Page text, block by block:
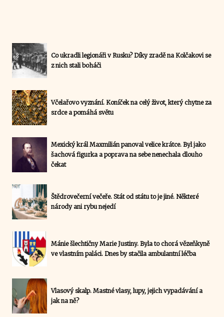
Co ukradli legionáři v Rusku? Díky zradě na Kolčakovi se
z nich stali boháči
Včelařovo vyznání. Koníček na celý život, který chytne za
srdce a pomáhá světu
Mexický král Maxmilián panoval velice krátce. Byl jako
šachová figurka a poprava na sebe nenechala dlouho
čekat
Štědrovečerní večeře. Stát od státu to je jiné. Některé
národy ani rybu nejedí
Mánie šlechtičny Marie Justiny. Byla to chorá vězeňkyně
ve vlastním paláci. Dnes by stačila ambulantní léčba
Vlasový skalp. Mastné vlasy, lupy, jejich vypadávání a
jak na ně?